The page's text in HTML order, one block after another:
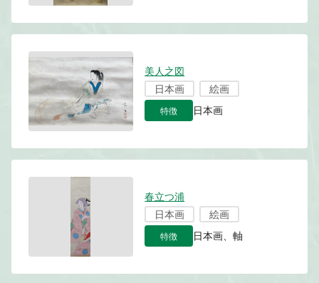
美人之図
日本画
絵画
特徴 日本画
春立つ浦
日本画
絵画
特徴 日本画、軸